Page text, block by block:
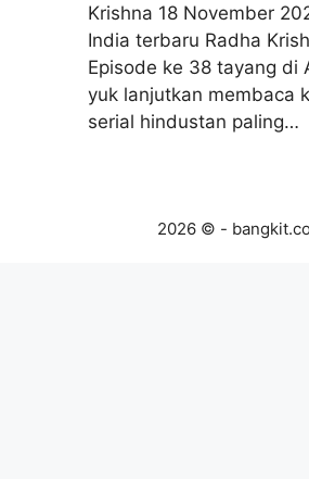
Krishna 18 November
India terbaru Radha
Episode ke 38 tayang di
yuk lanjutkan membaca
serial hindustan paling…
2026 © -